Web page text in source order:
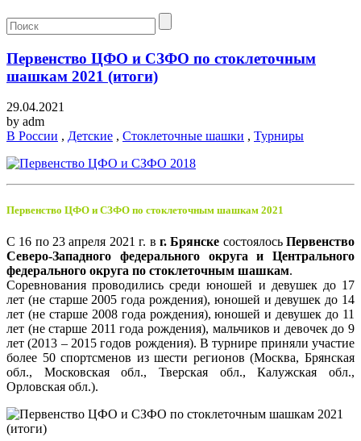
Первенство ЦФО и СЗФО по стоклеточным
шашкам 2021 (итоги)
29.04.2021
by adm
В России , Детские , Стоклеточные шашки , Турниры
Первенство ЦФО и СЗФО по стоклеточным шашкам 2021
С 16 по 23 апреля 2021 г. в г. Брянске состоялосьПервенство
Северо-Западного федерального округа и Центрального
федерального округа по стоклеточным шашкам.
Соревнования проводились среди юношей и девушек до 17
лет (не старше 2005 года рождения), юношей и девушек до 14
лет (не старше 2008 года рождения), юношей и девушек до 11
лет (не старше 2011 года рождения), мальчиков и девочек до 9
лет (2013 – 2015 годов рождения). В турнире приняли участие
более 50 спортсменов из шести регионов (Москва, Брянская
обл., Московская обл., Тверская обл., Калужская обл.,
Орловская обл.).